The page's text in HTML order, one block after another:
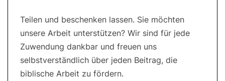
Teilen und beschenken lassen. Sie möchten
unsere Arbeit unterstützen? Wir sind für jede
Zuwendung dankbar und freuen uns
selbstverständlich über jeden Beitrag, die
biblische Arbeit zu fördern.